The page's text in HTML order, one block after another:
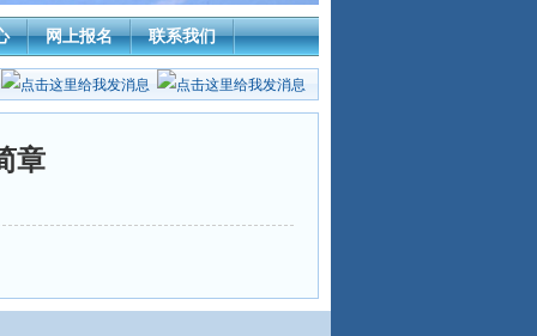
网上报名 联系我们
章